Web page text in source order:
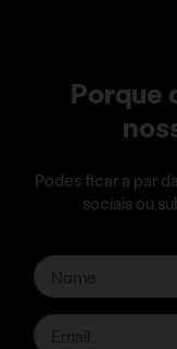
Porque
Podes ficar a par
sociais ou